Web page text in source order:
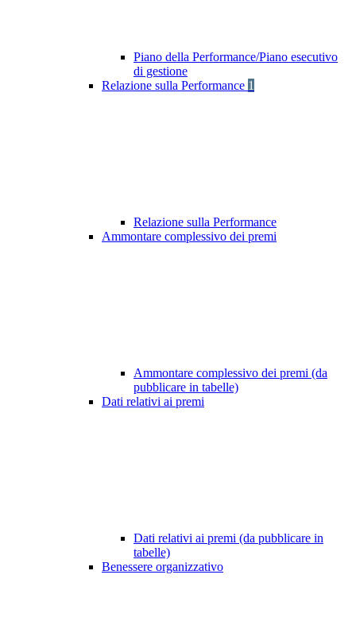
Piano della Performance/Piano esecutivo
di gestione
Relazione sulla Performance 1
Relazione sulla Performance
Ammontare complessivo dei premi
Ammontare complessivo dei premi (da
pubblicare in tabelle)
Dati relativi ai premi
Dati relativi ai premi (da pubblicare in
tabelle)
Benessere organizzativo